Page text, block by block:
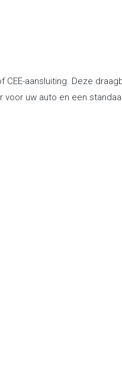
aansluiting. Deze
voor uw auto en een